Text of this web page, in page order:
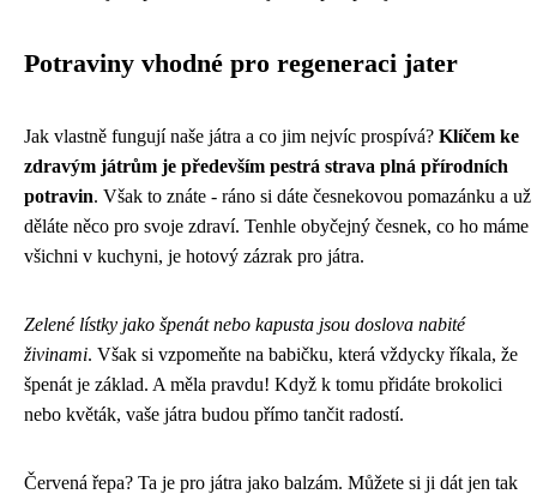
Potraviny vhodné pro regeneraci jater
Jak vlastně fungují naše játra a co jim nejvíc prospívá? Klíčem ke
zdravým játrům je především pestrá strava plná přírodních
potravin. Však to znáte - ráno si dáte česnekovou pomazánku a už
děláte něco pro svoje zdraví. Tenhle obyčejný česnek, co ho máme
všichni v kuchyni, je hotový zázrak pro játra.
Zelené lístky jako špenát nebo kapusta jsou doslova nabité
živinami. Však si vzpomeňte na babičku, která vždycky říkala, že
špenát je základ. A měla pravdu! Když k tomu přidáte brokolici
nebo květák, vaše játra budou přímo tančit radostí.
Červená řepa? Ta je pro játra jako balzám. Můžete si ji dát jen tak